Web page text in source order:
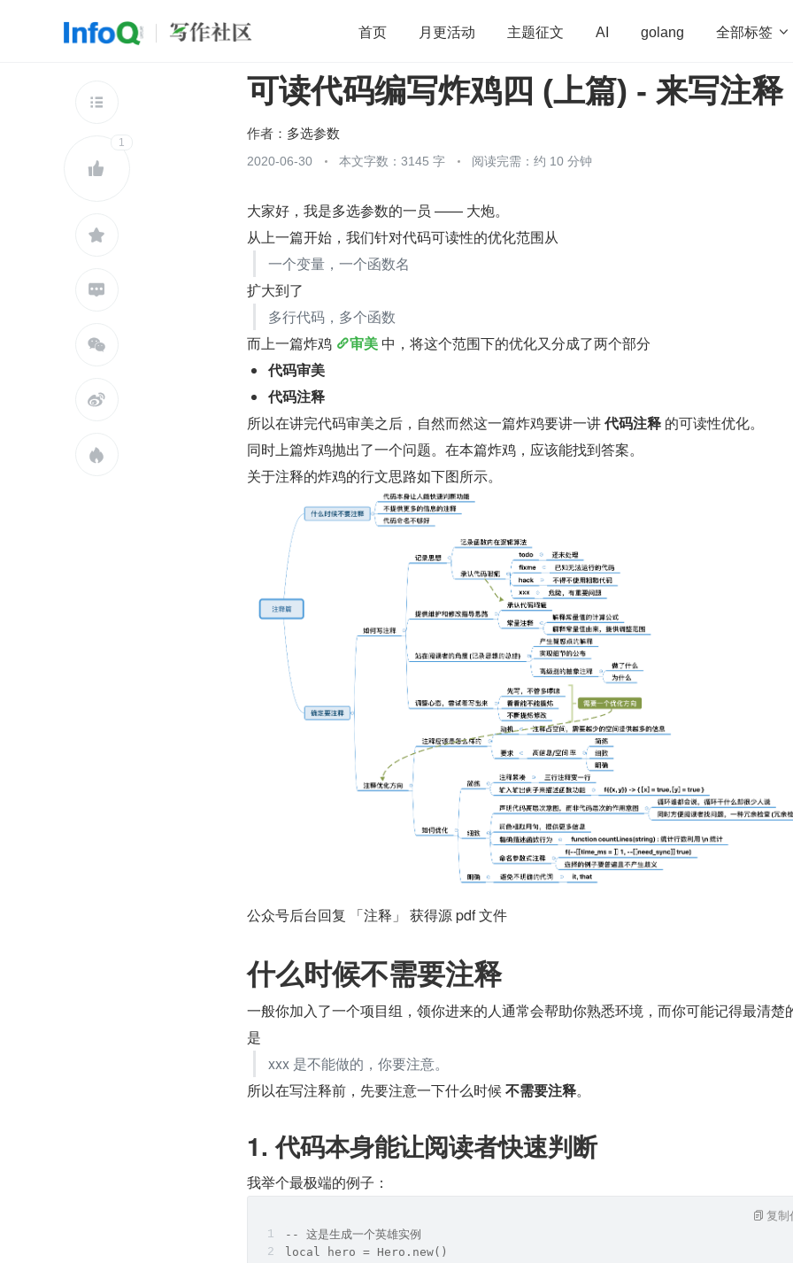
首页 月更活动 主题征文 AI golang 全部标签 
开源 架构 OpenHarmony 算法 学习方法 Web3.0 高
团队管理
查看更多


1





可读代码编写炸鸡四 (上篇) - 来写注释
作者： 多选参数
2020-06-30 本文字数：3145 字 阅读完需：约 10 分钟
大家好，我是多选参数的一员 —— 大炮。
从上一篇开始，我们针对代码可读性的优化范围从
一个变量，一个函数名
扩大到了
多行代码，多个函数
而上一篇炸鸡
审美 中，将这个范围下的优化又分成了两个部分
代码审美
代码注释
所以在讲完代码审美之后，自然而然这一篇炸鸡要讲一讲 代码注释 的可读性优化。
同时上篇炸鸡抛出了一个问题。在本篇炸鸡，应该能找到答案。
关于注释的炸鸡的行文思路如下图所示。
公众号后台回复 「注释」 获得源 pdf 文件
什么时候不需要注释
一般你加入了一个项目组，领你进来的人通常会帮助你熟悉环境，而你可能记得最清楚
是
xxx 是不能做的，你要注意。
所以在写注释前，先要注意一下什么时候 不需要注释。
1. 代码本身能让阅读者快速判断
我举个最极端的例子：
-- 这是生成一个英雄实例
local hero = Hero.new()
复制